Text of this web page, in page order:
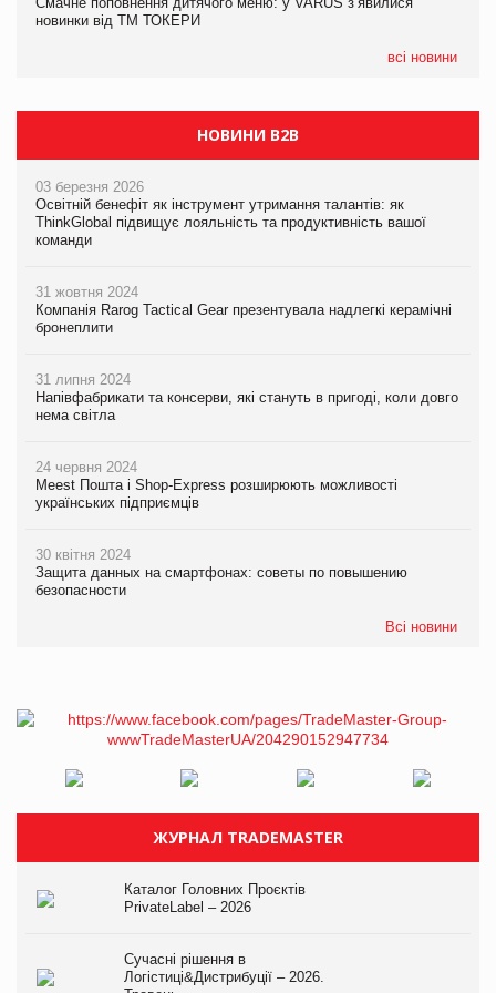
новинки від ТМ ТОКЕРИ
всі новини
Millennium
НОВИНИ B2B
03 березня 2026
Освітній бенефіт як інструмент утримання талантів: як
ThinkGlobal підвищує лояльність та продуктивність вашої
команди
31 жовтня 2024
Компанія Rarog Tactical Gear презентувала надлегкі керамічні
бронеплити
31 липня 2024
Напівфабрикати та консерви, які стануть в пригоді, коли довго
нема світла
24 червня 2024
Meest Пошта і Shop-Express розширюють можливості
українських підприємців
30 квітня 2024
Защита данных на смартфонах: советы по повышению
безопасности
Всі новини
ЖУРНАЛ TRADEMASTER
Каталог Головних Проєктів
PrivateLabel – 2026
Сучасні рішення в
Логістиці&Дистрибуції – 2026.